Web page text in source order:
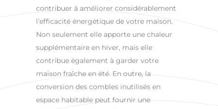
contribuer à améliorer considérablement
l’efficacité énergétique de votre maison.
Non seulement elle apporte une chaleur
supplémentaire en hiver, mais elle
contribue également à garder votre
maison fraîche en été. En outre, la
conversion des combles inutilisés en
espace habitable peut fournir une